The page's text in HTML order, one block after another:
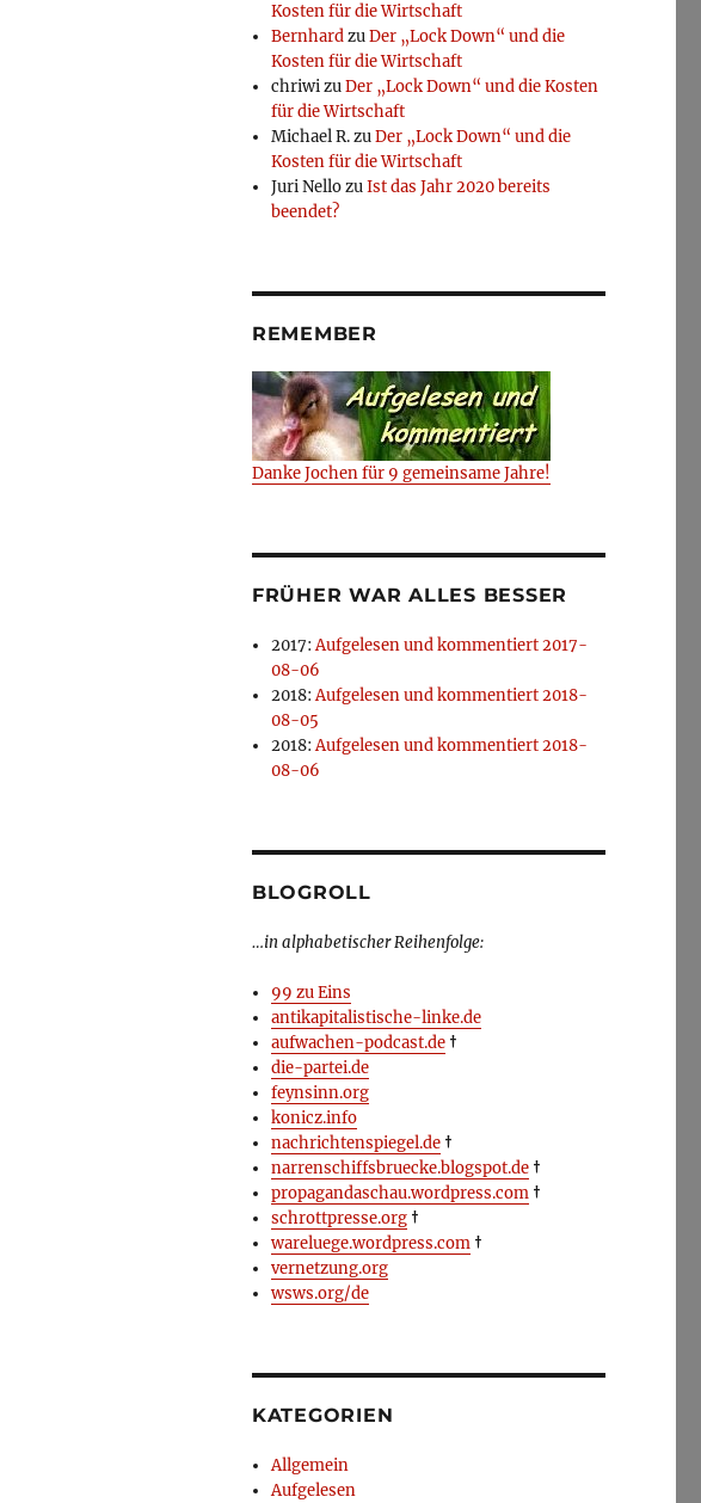
Kosten für die Wirtschaft
BernhardzuDer „Lock Down“ und die
Kosten für die Wirtschaft
chriwizuDer „Lock Down“ und die Kosten
für die Wirtschaft
Michael R.zuDer „Lock Down“ und die
Kosten für die Wirtschaft
Juri NellozuIst das Jahr 2020 bereits
beendet?
REMEMBER
Danke Jochen für 9 gemeinsame Jahre!
FRÜHER WAR ALLES BESSER
2017:Aufgelesen und kommentiert 2017-
08-06
2018:Aufgelesen und kommentiert 2018-
08-05
2018:Aufgelesen und kommentiert 2018-
08-06
BLOGROLL
…in alphabetischer Reihenfolge:
99 zu Eins
antikapitalistische-linke.de
aufwachen-podcast.de †
die-partei.de
feynsinn.org
konicz.info
nachrichtenspiegel.de †
narrenschiffsbruecke.blogspot.de †
propagandaschau.wordpress.com †
schrottpresse.org †
wareluege.wordpress.com †
vernetzung.org
wsws.org/de
KATEGORIEN
Allgemein
Aufgelesen